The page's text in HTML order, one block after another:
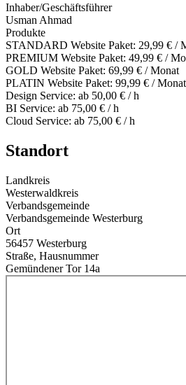
Inhaber/Geschäftsführer
Usman Ahmad
Produkte
STANDARD Website Paket: 29,99 € /
PREMIUM Website Paket: 49,99 € /
GOLD Website Paket: 69,99 € / Monat
PLATIN Website Paket: 99,99 € / Monat
Design Service: ab 50,00 € / h
BI Service: ab 75,00 € / h
Cloud Service: ab 75,00 € / h
Standort
Landkreis
Westerwaldkreis
Verbandsgemeinde
Verbandsgemeinde Westerburg
Ort
56457 Westerburg
Straße, Hausnummer
Gemündener Tor 14a